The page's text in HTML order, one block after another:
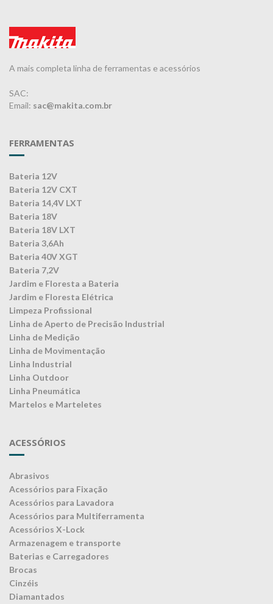
A mais completa linha de ferramentas e acessórios
SAC:
Email: sac@makita.com.br
FERRAMENTAS
Bateria 12V
Bateria 12V CXT
Bateria 14,4V LXT
Bateria 18V
Bateria 18V LXT
Bateria 3,6Ah
Bateria 40V XGT
Bateria 7,2V
Jardim e Floresta a Bateria
Jardim e Floresta Elétrica
Limpeza Profissional
Linha de Aperto de Precisão Industrial
Linha de Medição
Linha de Movimentação
Linha Industrial
Linha Outdoor
Linha Pneumática
Martelos e Marteletes
ACESSÓRIOS
Abrasivos
Acessórios para Fixação
Acessórios para Lavadora
Acessórios para Multiferramenta
Acessórios X-Lock
Armazenagem e transporte
Baterias e Carregadores
Brocas
Cinzéis
Diamantados